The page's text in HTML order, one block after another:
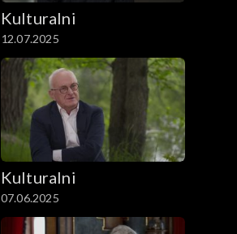
Kulturalni
12.07.2025
Kulturalni
07.06.2025